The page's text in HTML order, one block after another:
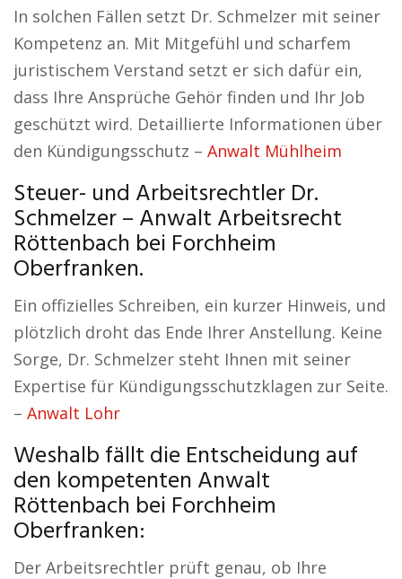
In solchen Fällen setzt Dr. Schmelzer mit seiner
Kompetenz an. Mit Mitgefühl und scharfem
juristischem Verstand setzt er sich dafür ein,
dass Ihre Ansprüche Gehör finden und Ihr Job
geschützt wird. Detaillierte Informationen über
den Kündigungsschutz – Anwalt Mühlheim
Steuer- und Arbeitsrechtler Dr.
Schmelzer – Anwalt Arbeitsrecht
Röttenbach bei Forchheim
Oberfranken.
Ein offizielles Schreiben, ein kurzer Hinweis, und
plötzlich droht das Ende Ihrer Anstellung. Keine
Sorge, Dr. Schmelzer steht Ihnen mit seiner
Expertise für Kündigungsschutzklagen zur Seite.
– Anwalt Lohr
Weshalb fällt die Entscheidung auf
den kompetenten Anwalt
Röttenbach bei Forchheim
Oberfranken:
Der Arbeitsrechtler prüft genau, ob Ihre